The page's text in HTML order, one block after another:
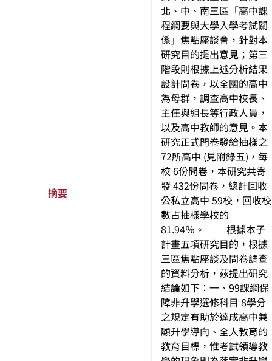
摘要
北、中、南三區「高中課
程綱要與大學入學考試關
係」焦點座談會，針對本
研究目的提出意見；第三
階段則根據上述分析結果
設計問卷，以全國的高中
為母群，調查高中校長、
主任與組長等行政人員，
以及高中教師的意見。本
研究正式問卷發給抽樣之
72所高中 (見附錄五)，每
校 6份問卷，本研究共寄
發 432份問卷，總計回收
公私立高中 59校，回收校
數占抽樣學校的
81.94％。 根據本子
計畫五項研究目的，根據
三區焦點座談及問卷調查
的資料分析，茲提出研究
結論如下：一、99課綱保
障非升學選修科目 8學分
之規定有助於達成高中兼
顧升學導向、全人教育的
教育目標，惟考試領導教